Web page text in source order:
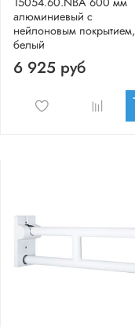
алюминиевый с
нейлоновым покрытием,
белый
6 925 руб